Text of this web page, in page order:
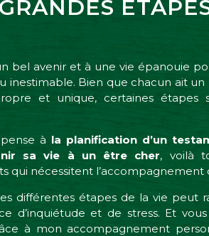
bel avenir et à une vie épanouie
inestimable. Bien que chacun ait un
et unique, certaines étapes
à la planification d’un
sa vie à un être cher, voilà
qui nécessitent l’accompagnement
différentes étapes de la vie peut
d’inquiétude et de stress. Et
à mon accompagnement